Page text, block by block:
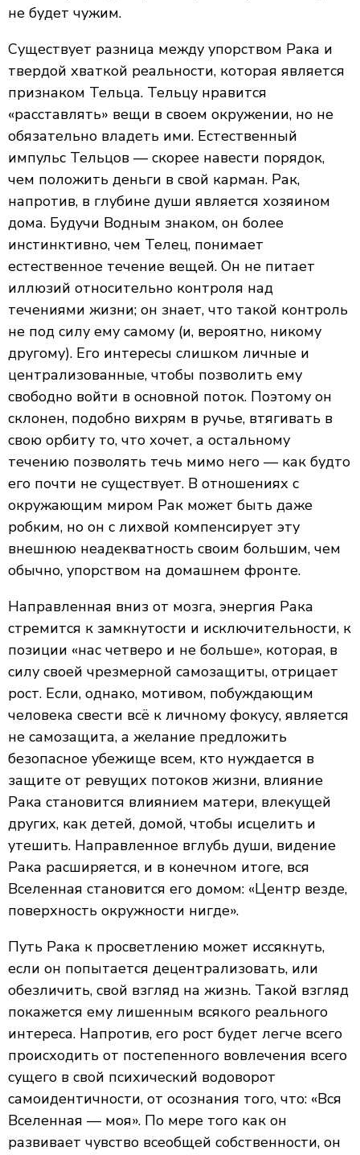
не будет чужим.
Существует разница между упорством Рака и
твердой хваткой реальности, которая является
признаком Тельца. Тельцу нравится
«расставлять» вещи в своем окружении, но не
обязательно владеть ими. Естественный
импульс Тельцов — скорее навести порядок,
чем положить деньги в свой карман. Рак,
напротив, в глубине души является хозяином
дома. Будучи Водным знаком, он более
инстинктивно, чем Телец, понимает
естественное течение вещей. Он не питает
иллюзий относительно контроля над
течениями жизни; он знает, что такой контроль
не под силу ему самому (и, вероятно, никому
другому). Его интересы слишком личные и
централизованные, чтобы позволить ему
свободно войти в основной поток. Поэтому он
склонен, подобно вихрям в ручье, втягивать в
свою орбиту то, что хочет, а остальному
течению позволять течь мимо него — как будто
его почти не существует. В отношениях с
окружающим миром Рак может быть даже
робким, но он с лихвой компенсирует эту
внешнюю неадекватность своим большим, чем
обычно, упорством на домашнем фронте.
Направленная вниз от мозга, энергия Рака
стремится к замкнутости и исключительности, к
позиции «нас четверо и не больше», которая, в
силу своей чрезмерной самозащиты, отрицает
рост. Если, однако, мотивом, побуждающим
человека свести всё к личному фокусу, является
не самозащита, а желание предложить
безопасное убежище всем, кто нуждается в
защите от ревущих потоков жизни, влияние
Рака становится влиянием матери, влекущей
других, как детей, домой, чтобы исцелить и
утешить. Направленное вглубь души, видение
Рака расширяется, и в конечном итоге, вся
Вселенная становится его домом: «Центр везде,
поверхность окружности нигде».
Путь Рака к просветлению может иссякнуть,
если он попытается децентрализовать, или
обезличить, свой взгляд на жизнь. Такой взгляд
покажется ему лишенным всякого реального
интереса. Напротив, его рост будет легче всего
происходить от постепенного вовлечения всего
сущего в свой психический водоворот
самоидентичности, от осознания того, что: «Вся
Вселенная — моя». По мере того как он
развивает чувство всеобщей собственности, он